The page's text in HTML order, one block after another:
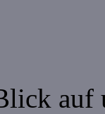
auf